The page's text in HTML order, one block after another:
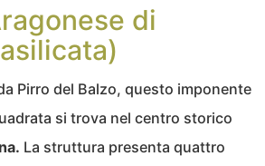
di
Pirro del Balzo, questo imponente
si trova nel centro storico
La struttura presenta quattro